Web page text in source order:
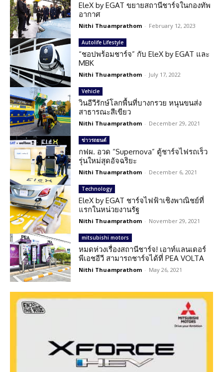
EleX by EGAT ขยายสถานีชาร์จในกองทัพ
อากาศ
Nithi Thuamprathom - February 12, 2023
Autolife Lifestyle
“ชอปพร้อมชาร์จ” กับ EleX by EGAT และ
MBK
Nithi Thuamprathom - July 17, 2022
Vehicle
วินอีวีรักษ์โลกพื้นที่บางกรวย หนุนขนส่ง
สาธารณะสีเขียว
Nithi Thuamprathom - December 29, 2021
ข่าวรถยนต์
กฟผ. อวด “Supernova” ตู้ชาร์จไฟรถเร็ว
รุ่นใหม่สุดอัจฉริยะ
Nithi Thuamprathom - December 6, 2021
Technology
EleX by EGAT ชาร์จไฟฟ้าเชิงพาณิชย์ที่
แรกในหน่วยงานรัฐ
Nithi Thuamprathom - November 29, 2021
mitsubishi motors
หมดห่วงเรื่องสถานีชาร์จ! เอาท์แลนเดอร์
พีเอชอีวี สามารถชาร์จได้ที่ PEA VOLTA
Nithi Thuamprathom - May 26, 2021